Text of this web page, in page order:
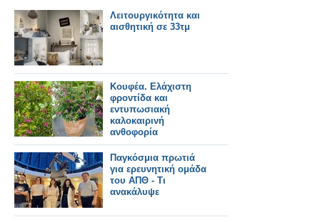
ΦΩΤΟΡΕΠΟΡΤΑΖ
Γιώργος Κουβέλης
Λειτουργικότητα και
αισθητική σε 33τμ
Κουφέα. Ελάχιστη
φροντίδα και
εντυπωσιακή
καλοκαιρινή
ανθοφορία
Παγκόσμια πρωτιά
για ερευνητική ομάδα
του ΑΠΘ - Τι
ανακάλυψε